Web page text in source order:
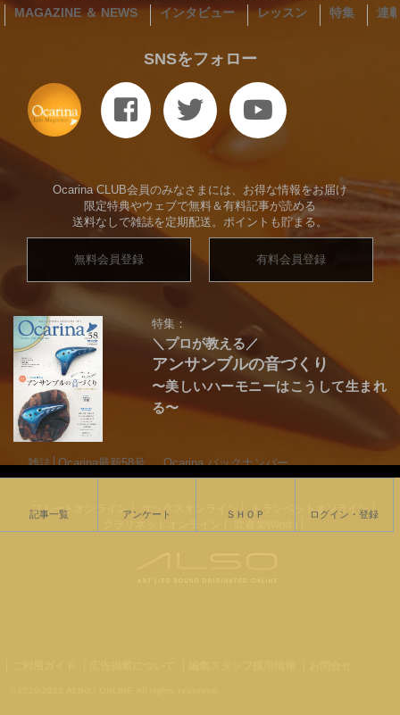
MAGAZINE ＆ NEWS インタビュー レッスン 特集 連
SNSをフォロー
Ocarina CLUB会員のみなさまには、お得な情報をお届け
限定特典やウェブで無料＆有料記事が読める
送料なしで雑誌を定期配送。ポイントも貯まる。
無料会員登録 有料会員登録
特集：
＼プロが教える／
アンサンブルの音づくり
〜美しいハーモニーはこうして生まれ
る〜
雑誌│Ocarina最新58号
Ocarina バックナンバー
オカリナ楽譜一覧
フルートオンライン サックスオンライン
トランペットオンライン
記事一覧 アンケート ＳＨＯＰ ログイン・登録